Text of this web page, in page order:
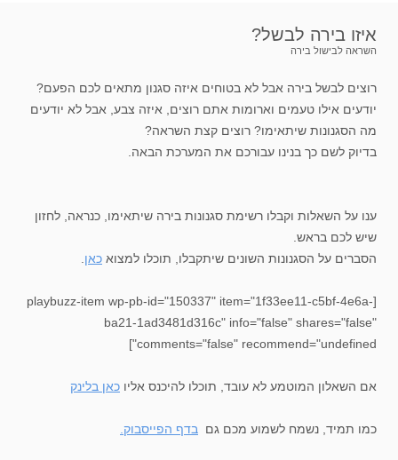
איזו בירה לבשל?
השראה לבישול בירה
רוצים לבשל בירה אבל לא בטוחים איזה סגנון מתאים לכם הפעם?
יודעים אילו טעמים וארומות אתם רוצים, איזה צבע, אבל לא יודעים
מה הסגנונות שיתאימו? רוצים קצת השראה?
בדיוק לשם כך בנינו עבורכם את המערכת הבאה.
ענו על השאלות וקבלו רשימת סגנונות בירה שיתאימו, כנראה, לחזון
שיש לכם בראש.
הסברים על הסגנונות השונים שיתקבלו, תוכלו למצוא כאן
[playbuzz-item wp-pb-id="150337" item="1f33ee11-c5bf-4e6a-
ba21-1ad3481d316c" info="false" shares="false"
comments="false" recommend="undefined"]
אם השאלון המוטמע לא עובד, תוכלו להיכנס אליו כאן בלינק
כמו תמיד, נשמח לשמוע מכם גם בדף הפייסבוק.